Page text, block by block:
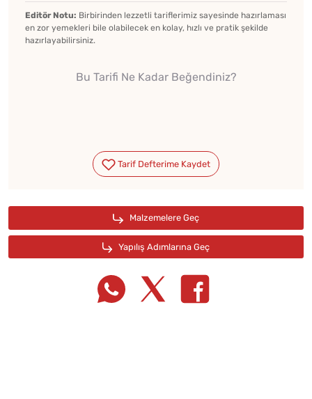
Editör Notu: Birbirinden lezzetli tariflerimiz sayesinde hazırlaması
en zor yemekleri bile olabilecek en kolay, hızlı ve pratik şekilde
hazırlayabilirsiniz.
Bu Tarifi Ne Kadar Beğendiniz?